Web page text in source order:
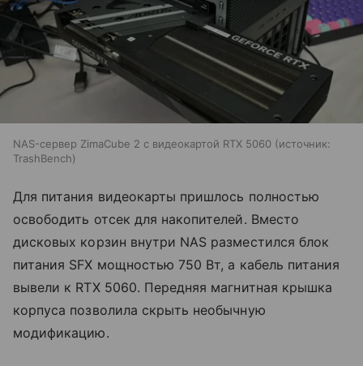
NAS-сервер ZimaCube 2 с видеокартой RTX 5060
источник:
TrashBench
Для питания видеокарты пришлось полностью
освободить отсек для накопителей. Вместо
дисковых корзин внутри NAS разместился блок
питания SFX мощностью 750 Вт, а кабель питания
вывели к RTX 5060. Передняя магнитная крышка
корпуса позволила скрыть необычную
модификацию.